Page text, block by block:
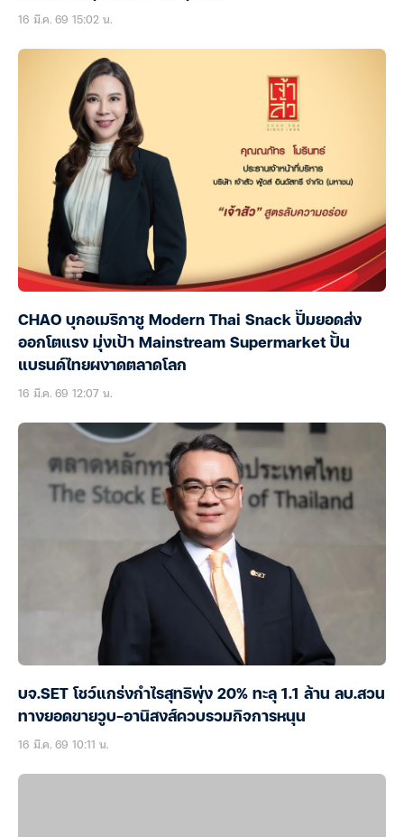
16 มี.ค. 69 15:02 น.
CHAO บุกอเมริกาชู Modern Thai Snack ปั๊มยอดส่ง
ออกโตแรง มุ่งเป้า Mainstream Supermarket ปั้น
แบรนด์ไทยผงาดตลาดโลก
16 มี.ค. 69 12:07 น.
บจ.SET โชว์แกร่งกำไรสุทธิพุ่ง 20% ทะลุ 1.1 ล้าน ลบ.สวน
ทางยอดขายวูบ-อานิสงส์ควบรวมกิจการหนุน
16 มี.ค. 69 10:11 น.